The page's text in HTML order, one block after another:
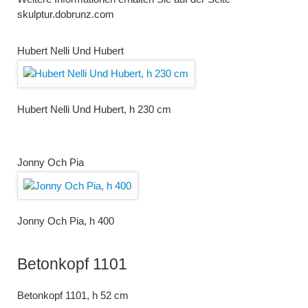
skulptur.dobrunz.com
Hubert Nelli Und Hubert
Hubert Nelli Und Hubert, h 230 cm
Jonny Och Pia
Jonny Och Pia, h 400
Betonkopf 1101
Betonkopf 1101, h 52 cm